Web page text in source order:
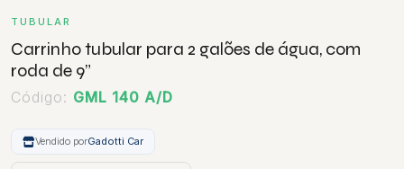
TUBULAR
Carrinho tubular para 2 galões de água, com
roda de 9”
Código: GML 140 A/D
Vendido porGadotti Car